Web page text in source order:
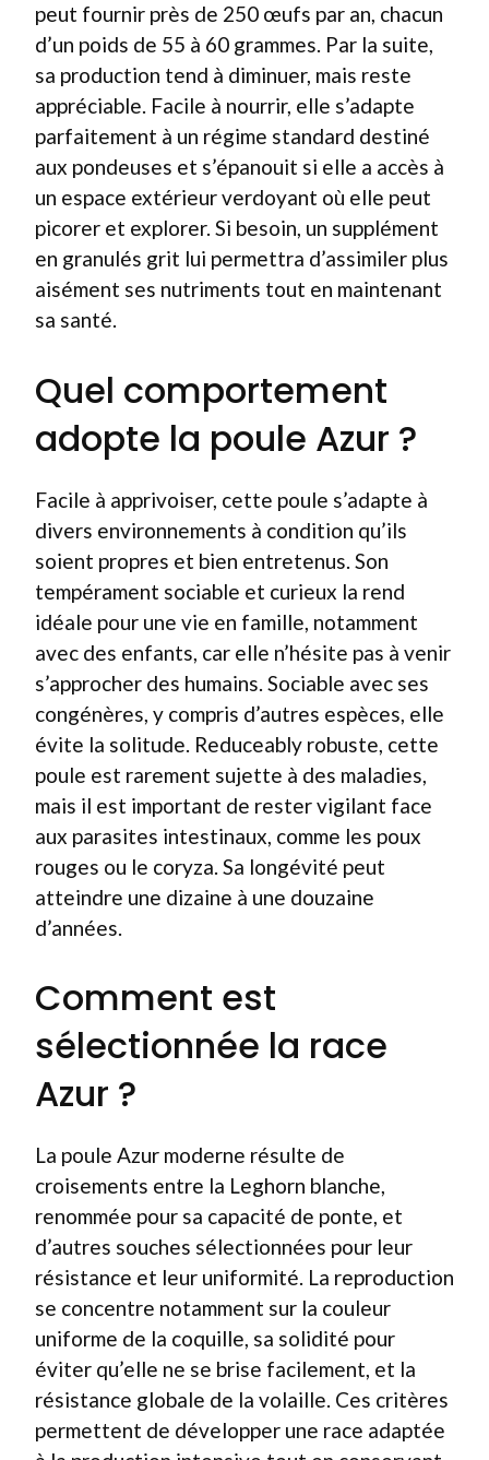
peut fournir près de 250 œufs par an, chacun
d’un poids de 55 à 60 grammes. Par la suite,
sa production tend à diminuer, mais reste
appréciable. Facile à nourrir, elle s’adapte
parfaitement à un régime standard destiné
aux pondeuses et s’épanouit si elle a accès à
un espace extérieur verdoyant où elle peut
picorer et explorer. Si besoin, un supplément
en granulés grit lui permettra d’assimiler plus
aisément ses nutriments tout en maintenant
sa santé.
Quel comportement
adopte la poule Azur ?
Facile à apprivoiser, cette poule s’adapte à
divers environnements à condition qu’ils
soient propres et bien entretenus. Son
tempérament sociable et curieux la rend
idéale pour une vie en famille, notamment
avec des enfants, car elle n’hésite pas à venir
s’approcher des humains. Sociable avec ses
congénères, y compris d’autres espèces, elle
évite la solitude. Reduceably robuste, cette
poule est rarement sujette à des maladies,
mais il est important de rester vigilant face
aux parasites intestinaux, comme les poux
rouges ou le coryza. Sa longévité peut
atteindre une dizaine à une douzaine
d’années.
Comment est
sélectionnée la race
Azur ?
La poule Azur moderne résulte de
croisements entre la Leghorn blanche,
renommée pour sa capacité de ponte, et
d’autres souches sélectionnées pour leur
résistance et leur uniformité. La reproduction
se concentre notamment sur la couleur
uniforme de la coquille, sa solidité pour
éviter qu’elle ne se brise facilement, et la
résistance globale de la volaille. Ces critères
permettent de développer une race adaptée